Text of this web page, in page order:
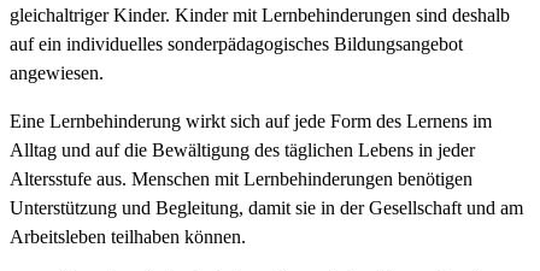
gleichaltriger Kinder. Kinder mit Lernbehinderungen sind deshalb
auf ein individuelles sonderpädagogisches Bildungsangebot
angewiesen.
Eine Lernbehinderung wirkt sich auf jede Form des Lernens im
Alltag und auf die Bewältigung des täglichen Lebens in jeder
Altersstufe aus. Menschen mit Lernbehinderungen benötigen
Unterstützung und Begleitung, damit sie in der Gesellschaft und am
Arbeitsleben teilhaben können.